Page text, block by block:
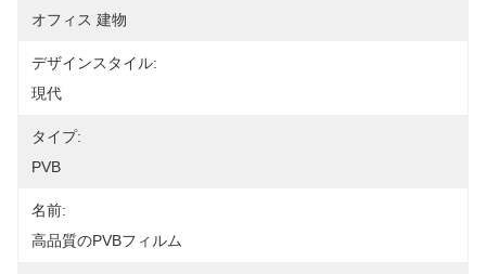
オフィス 建物
デザインスタイル:
現代
タイプ:
PVB
名前:
高品質のPVBフィルム